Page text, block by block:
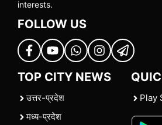
interests.
FOLLOW US
TOP CITY NEWS
उत्तर-प्रदेश
मध्य-प्रदेश
Play